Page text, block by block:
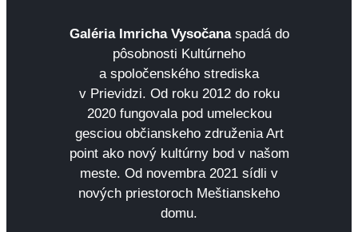
Galéria Imricha Vysočana spadá do
pôsobnosti Kultúrneho
a spoločenského strediska
v Prievidzi. Od roku 2012 do roku
2020 fungovala pod umeleckou
gesciou občianskeho združenia Art
point ako nový kultúrny bod v našom
meste. Od novembra 2021 sídli v
nových priestoroch Meštianskeho
domu.